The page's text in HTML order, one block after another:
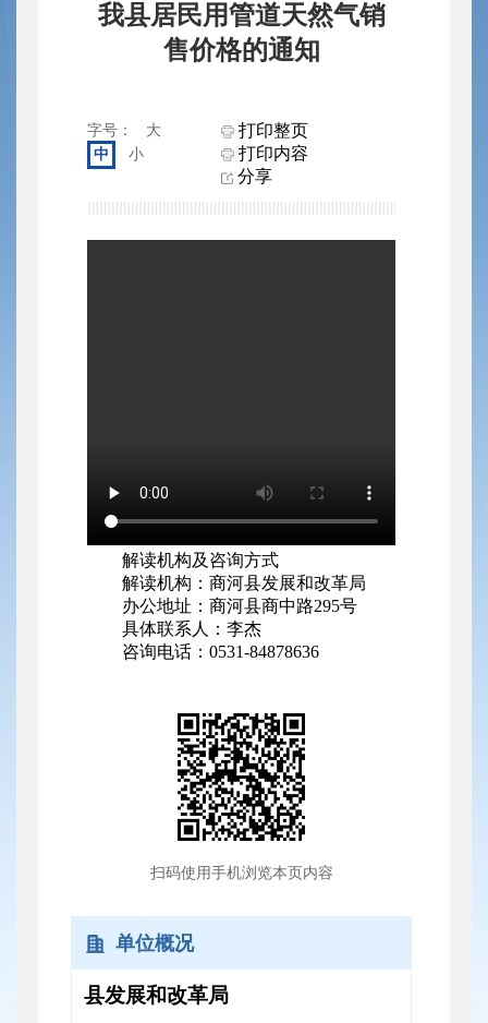
我县居民用管道天然气销
售价格的通知
字号：
大
中
小
打印整页
打印内容
分享
解读机构及咨询方式
解读机构：商河县发展和改革局
办公地址：商河县商中路295号
具体联系人：李杰
咨询电话：0531-84878636
扫码使用手机浏览本页内容
单位概况
县发展和改革局